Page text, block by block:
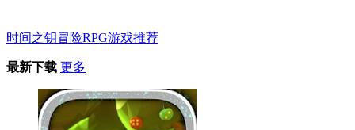
时间之钥冒险RPG游戏推荐
最新下载 更多